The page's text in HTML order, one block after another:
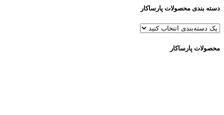
دسته بندی محصولات پارساکار
محصولات پارساکار